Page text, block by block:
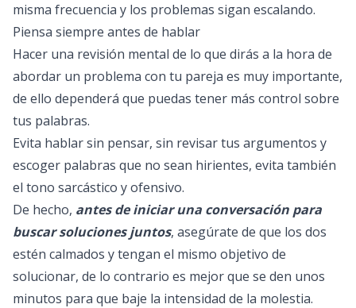
misma frecuencia y los problemas sigan escalando.
Piensa siempre antes de hablar
Hacer una revisión mental de lo que dirás a la hora de
abordar un problema con tu pareja es muy importante,
de ello dependerá que puedas tener más control sobre
tus palabras.
Evita hablar sin pensar, sin revisar tus argumentos y
escoger palabras que no sean hirientes, evita también
el tono sarcástico y ofensivo.
De hecho, antes de iniciar una conversación para
buscar soluciones juntos, asegúrate de que los dos
estén calmados y tengan el mismo objetivo de
solucionar, de lo contrario es mejor que se den unos
minutos para que baje la intensidad de la molestia.